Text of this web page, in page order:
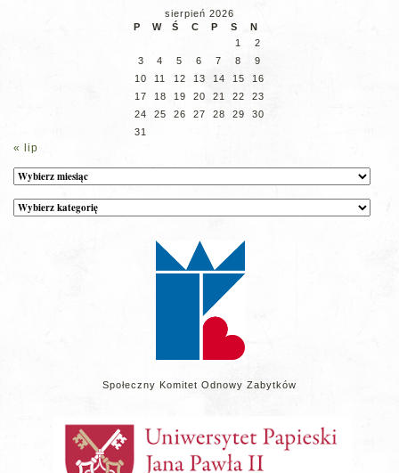
sierpień 2026
P
W Ś C P S
N
1
2
3
4 5 6 7 8
9
10
11 12 13 14 15
16
17
18 19 20 21 22
23
24
25 26 27 28 29
30
31
« lip
Archiwum
Kategorie
wpisów
Społeczny Komitet Odnowy Zabytków